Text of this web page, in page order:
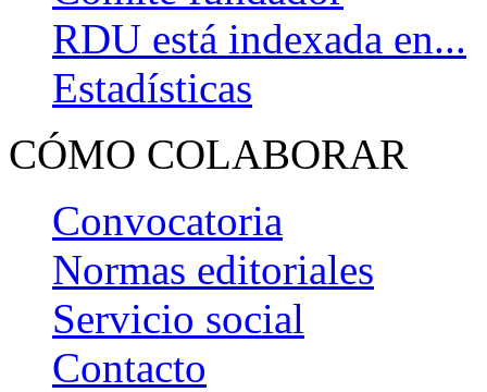
RDU está indexada en...
Estadísticas
CÓMO COLABORAR
Convocatoria
Normas editoriales
Servicio social
Contacto